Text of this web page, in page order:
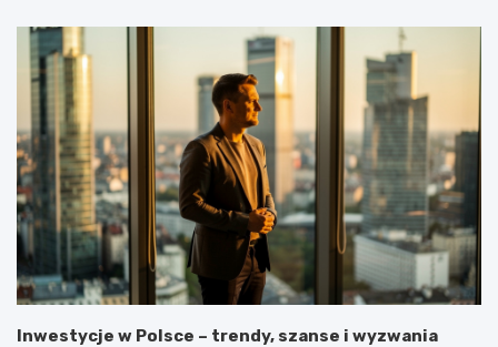
Inwestycje w Polsce – trendy, szanse i wyzwania